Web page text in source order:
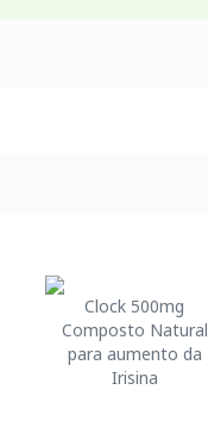
Clock 500mg
Composto Natural
para aumento da
Irisina